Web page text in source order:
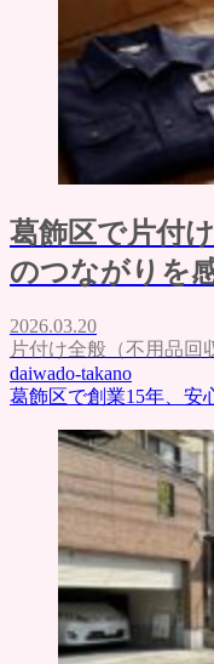
葛飾区で片付
のつながりを
2026.03.20
片付け全般（不用品回
daiwado-takano
葛飾区で創業15年、安